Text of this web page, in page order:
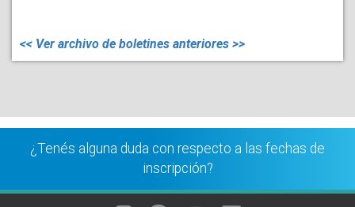
<< Ver archivo de boletines anteriores >>
¿Tenés alguna duda con respecto a las fechas de
inscripción?